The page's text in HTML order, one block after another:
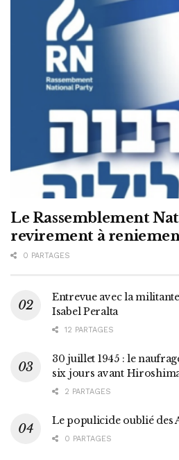
Le Rassemblement
revirement à
0 PARTAGES
Entrevue avec la
Isabel Peralta
12 PARTAGES
30 juillet 1945 : le
six jours avant
2 PARTAGES
Le populicide oublié des
0 PARTAGES